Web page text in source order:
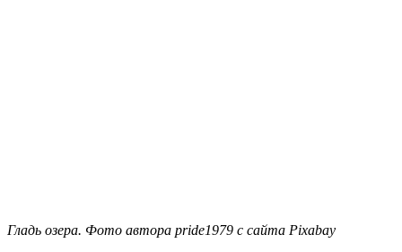
Гладь озера. Фото автора pride1979 с сайта Pixabay